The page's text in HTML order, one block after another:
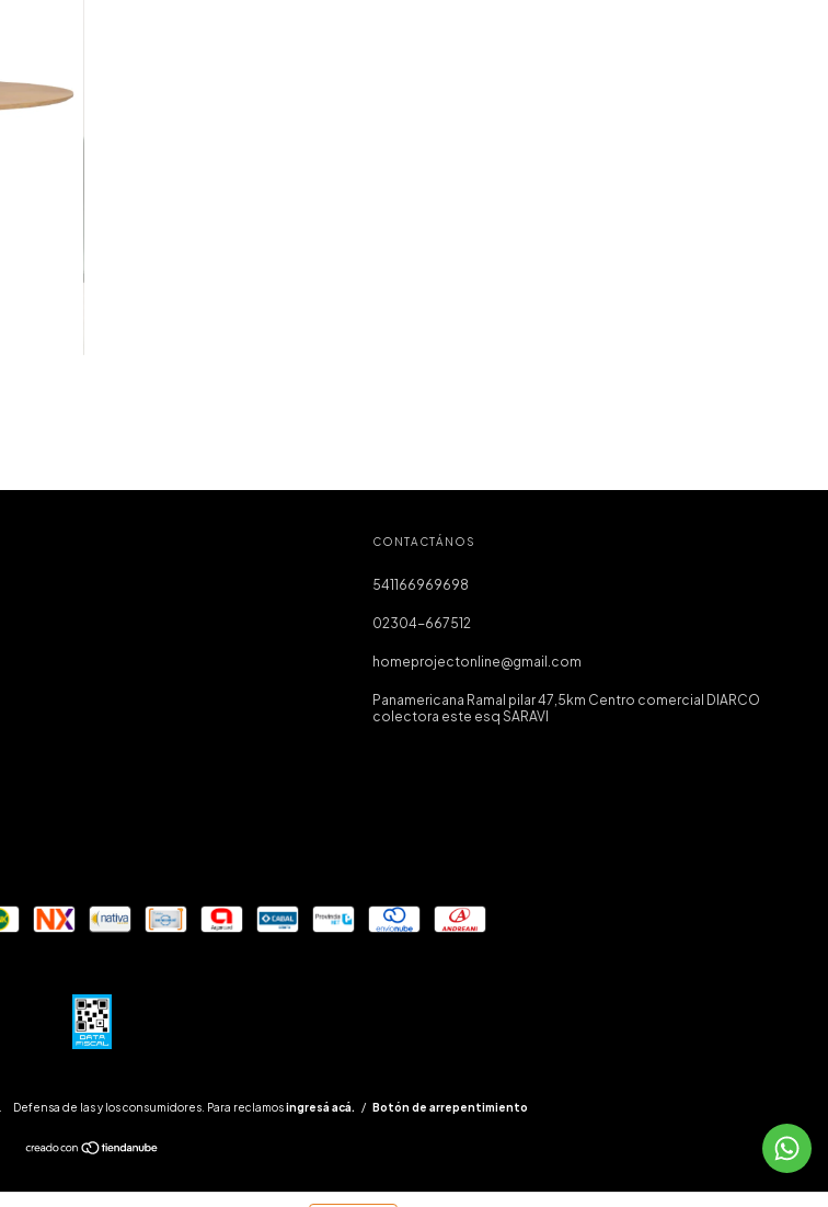
CONTACTÁNOS
541166969698
02304-667512
homeprojectonline@gmail.com
Panamericana Ramal pilar 47,5km Centro comercial DIARCO
colectora este esq SARAVI
Defensa de las y los consumidores. Para reclamosingresá acá. / Botón de arrepentimiento